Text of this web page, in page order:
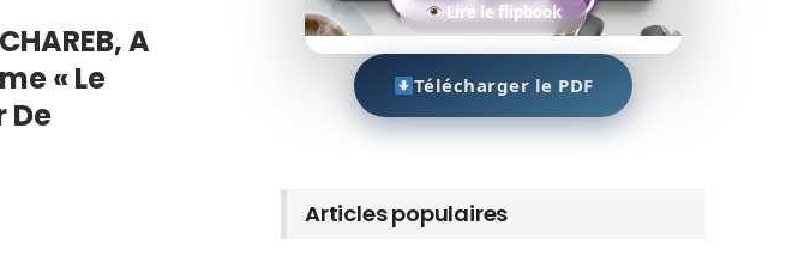
A
« Le
De
Lire le flipbook
Télécharger le PDF
Articles populaires